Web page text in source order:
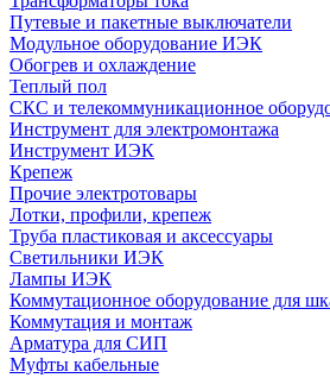
Путевые и пакетные выключатели
Модульное оборудование ИЭК
Обогрев и охлаждение
Теплый пол
СКС и телекоммуникационное
Инструмент для электромонтажа
Инструмент ИЭК
Крепеж
Прочие электротовары
Лотки, профили, крепеж
Труба пластиковая и аксессуары
Светильники ИЭК
Лампы ИЭК
Коммутационное оборудование для
Коммутация и монтаж
Арматура для СИП
Муфты кабельные